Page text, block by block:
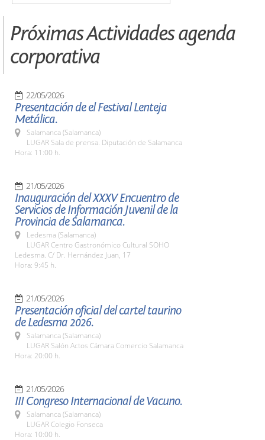
Próximas Actividades agenda
corporativa
22/05/2026
Presentación de el Festival Lenteja
Metálica.
Salamanca (Salamanca)
LUGAR Sala de prensa. Diputación de Salamanca
Hora: 11:00 h.
21/05/2026
Inauguración del XXXV Encuentro de
Servicios de Información Juvenil de la
Provincia de Salamanca.
Ledesma (Salamanca)
LUGAR Centro Gastronómico Cultural SOHO
Ledesma. C/ Dr. Hernández Juan, 17
Hora: 9:45 h.
21/05/2026
Presentación oficial del cartel taurino
de Ledesma 2026.
Salamanca (Salamanca)
LUGAR Salón Actos Cámara Comercio Salamanca
Hora: 20:00 h.
21/05/2026
III Congreso Internacional de Vacuno.
Salamanca (Salamanca)
LUGAR Colegio Fonseca
Hora: 10:00 h.